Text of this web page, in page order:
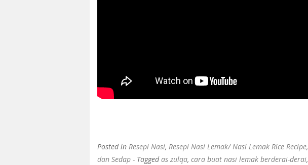
Posted in Resepi Nasi, Resepi Nasi Lemak/ Nasi Lemak Rice Recipe,
dan Sedap - Taggedas zulqa, cara buat nasi lemak berderai-derai,